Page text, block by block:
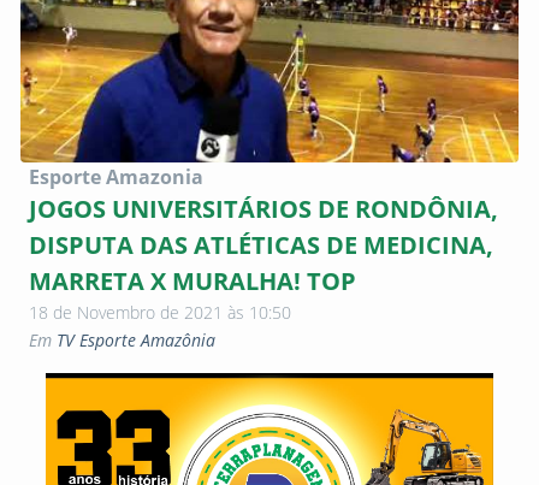
Esporte Amazonia
JOGOS UNIVERSITÁRIOS DE RONDÔNIA,
DISPUTA DAS ATLÉTICAS DE MEDICINA,
MARRETA X MURALHA! TOP
18 de Novembro de 2021 às 10:50
Em TV Esporte Amazônia